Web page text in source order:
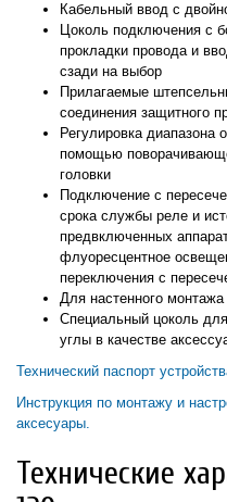
Кабельный ввод с
Цоколь подключения с
прокладки провода и
сзади на выбор
Прилагаемые
соединения защитного
Регулировка диапазона
помощью
головки
Подключение с
срока службы реле и
предвключенных
флуоресцентное
переключения с
Для настенного монтажа
Специальный цоколь
углы в качестве
Технический паспорт
Инструкция по монтажу и
аксесуары.
Технические